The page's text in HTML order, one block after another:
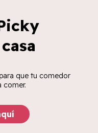
que tu comedor
comer.